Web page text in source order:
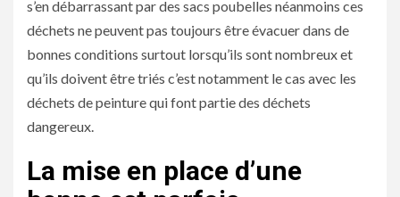
s’en débarrassant par des sacs poubelles néanmoins ces
déchets ne peuvent pas toujours être évacuer dans de
bonnes conditions surtout lorsqu’ils sont nombreux et
qu’ils doivent être triés c’est notamment le cas avec les
déchets de peinture qui font partie des déchets
dangereux.
La mise en place d’une